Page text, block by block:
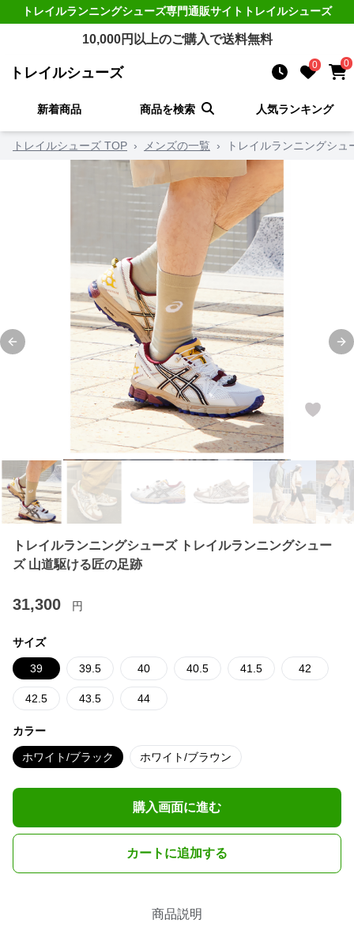
トレイルランニングシューズ専門通販サイト トレイルシューズ
10,000円以上のご購入で送料無料
トレイルシューズ 0 0
新着商品 商品を検索 人気ランキング
トレイルシューズ TOP › メンズの一覧 › トレイルランニングシ
Previous slide
トレイルランニングシューズ トレイルランニングシュー
ズ 山道駆ける匠の足跡
31,300 円
サイズ
39 39.5 40 40.5 41.5 42
42.5 43.5 44
カラー
ホワイト/ブラック ホワイト/ブラウン
購入画面に進む
カートに追加する
商品説明